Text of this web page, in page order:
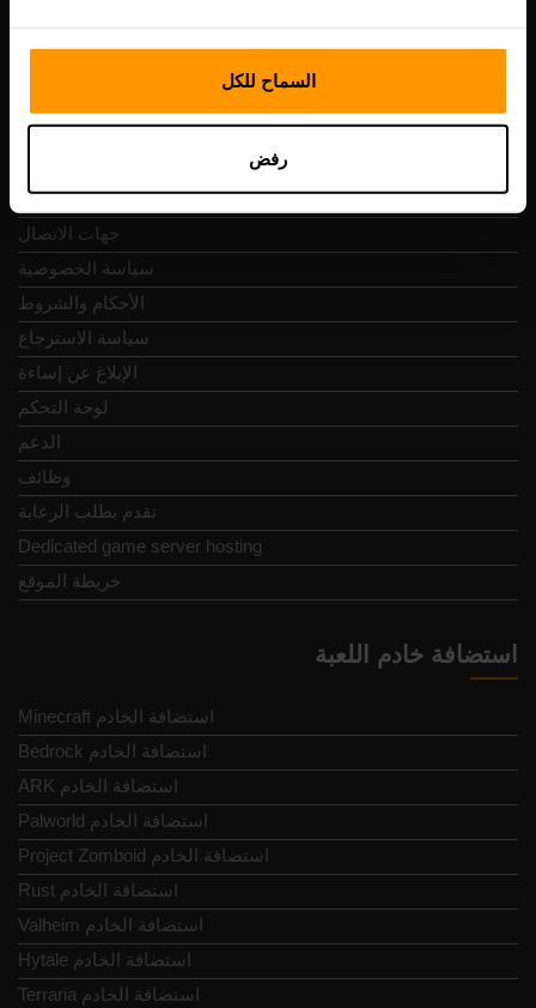
السماح للكل
رفض
التنقل السريع
المراجعات
جهات الاتصال
سياسة الخصوصية
الأحكام والشروط
سياسة الاسترجاع
الإبلاغ عن إساءة
لوحة التحكم
الدعم
وظائف
تقدم بطلب الرعاية
Dedicated game server hosting
خريطة الموقع
استضافة خادم اللعبة
Minecraft استضافة الخادم
Bedrock استضافة الخادم
ARK استضافة الخادم
Palworld استضافة الخادم
Project Zomboid استضافة الخادم
Rust استضافة الخادم
Valheim استضافة الخادم
Hytale استضافة الخادم
Terraria استضافة الخادم